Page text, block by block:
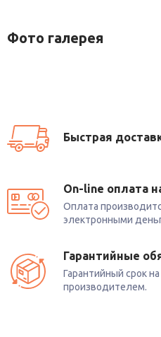
Фото галерея
Быстрая
On-line оплата
Оплата
электронными
Гарантийные
Гарантийный срок
производителем.